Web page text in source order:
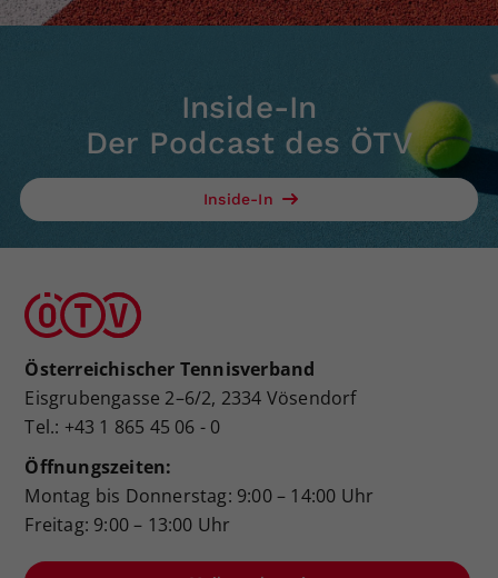
Inside-In
Der Podcast des ÖTV
Inside-In
Österreichischer Tennisverband
Eisgrubengasse 2–6/2, 2334 Vösendorf
Tel.: +43 1 865 45 06 - 0
Öffnungszeiten:
Montag bis Donnerstag: 9:00 – 14:00 Uhr
Freitag: 9:00 – 13:00 Uhr